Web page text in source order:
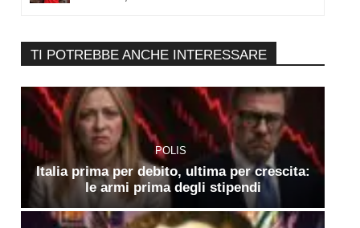
TI POTREBBE ANCHE INTERESSARE
POLIS
Italia prima per debito, ultima per crescita:
le armi prima degli stipendi